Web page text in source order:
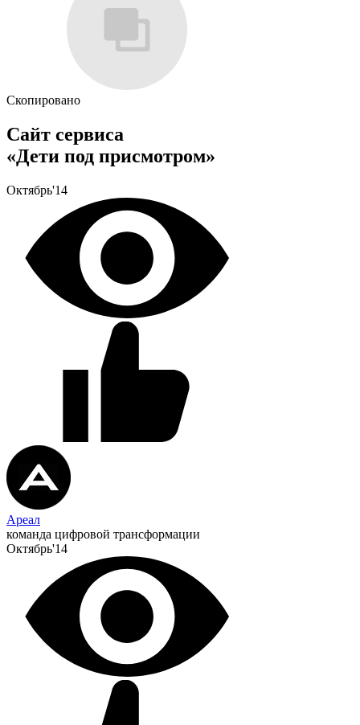
Скопировано
Сайт сервиса
«Дети под присмотром»
Октябрь'14
Ареал
команда цифровой трансформации
Октябрь'14